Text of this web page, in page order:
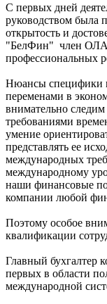
С первых дней
руководством была
открытость и
"БелФин" член ОЛА
профессиональных
Нюансы специфики
переменами в
внимательно
требованиями
умение
представлять ее
международных
международному
наши финансовые
компании любой
Поэтому особое
квалификации
Главный бухгалтер
первых в области
международной